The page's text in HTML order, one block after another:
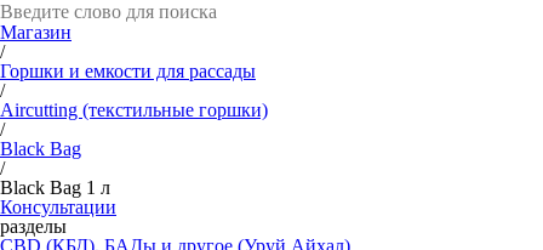
Магазин
/
Горшки и емкости для рассады
/
Aircutting (текстильные горшки)
/
Black Bag
/
Black Bag 1 л
Консультации
разделы
CBD (КБД), БАДы и другое (Уруй Айхал)